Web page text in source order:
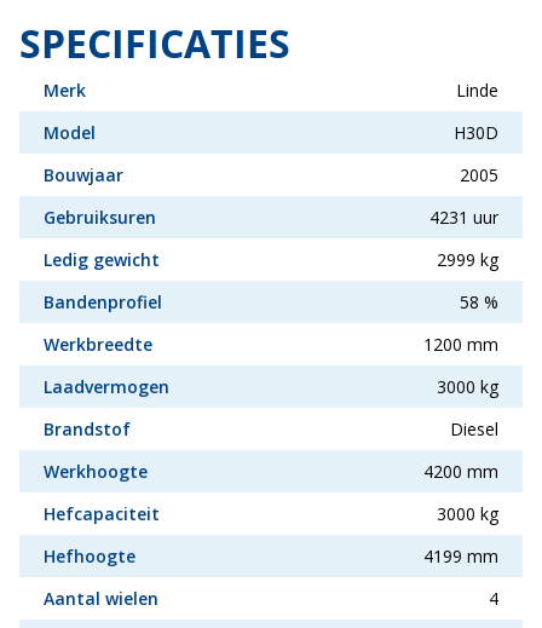
SPECIFICATIES
Merk
Linde
Model
H30D
Bouwjaar
2005
Gebruiksuren
4231 uur
Ledig gewicht
2999 kg
Bandenprofiel
58 %
Werkbreedte
1200 mm
Laadvermogen
3000 kg
Brandstof
Diesel
Werkhoogte
4200 mm
Hefcapaciteit
3000 kg
Hefhoogte
4199 mm
Aantal wielen
4